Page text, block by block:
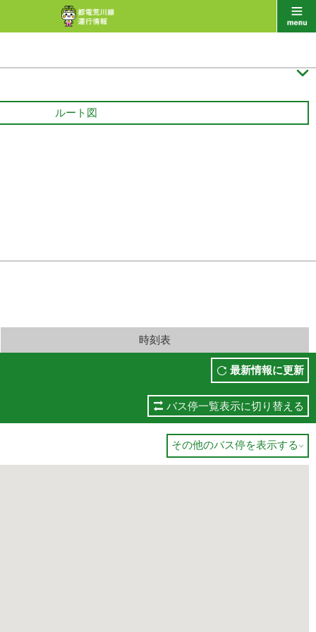

ルート図
時刻表
最新情報に更新
バス停一覧表示に切り替える
その他のバス停を表示する 